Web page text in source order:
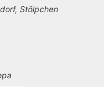
Stölpchen